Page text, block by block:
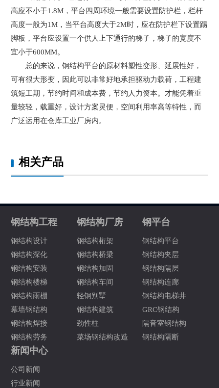
高应不小于1.8M，平台四周环境一般需要设置防护栏，栏杆
高度一般为1M，当平台高度大于2M时，应在防护栏下设置踢
脚板，平台应设置一个供人上下通行的梯子，梯子的宽度不
宜小于600MM。
总的来说，钢结构平台的原材料塑性变形、延展性好，
可有很大形变，因此可以非常好地承担驱动力载荷，工程建
筑短工期，节约时间和成本费，节约人力资本。才能凭着重
量较轻，载重好，设计方案灵便，空间利用率高等特性，而
广泛运用在仓库工业厂房内。
相关产品
钢结构工程
钢结构设计
钢结构深化
钢结构安装
钢结构楼梯
钢结构雨棚
幕墙钢结构
钢结构焊接
钢结构劳务
钢结构厂房
钢结构桁架
钢结构桥梁
钢结构加固
钢结构车间
轻钢别墅
钢结构建筑
劲性柱
菜场钢结构改造
钢平台
钢结构平台
钢结构夹层
钢结构隔层
钢结构连廊
钢结构电梯井
GRC钢结构
隔音室钢结构
钢结构隔断
新闻中心
公司新闻
行业新闻